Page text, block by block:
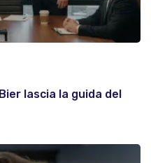
lascia la guida del